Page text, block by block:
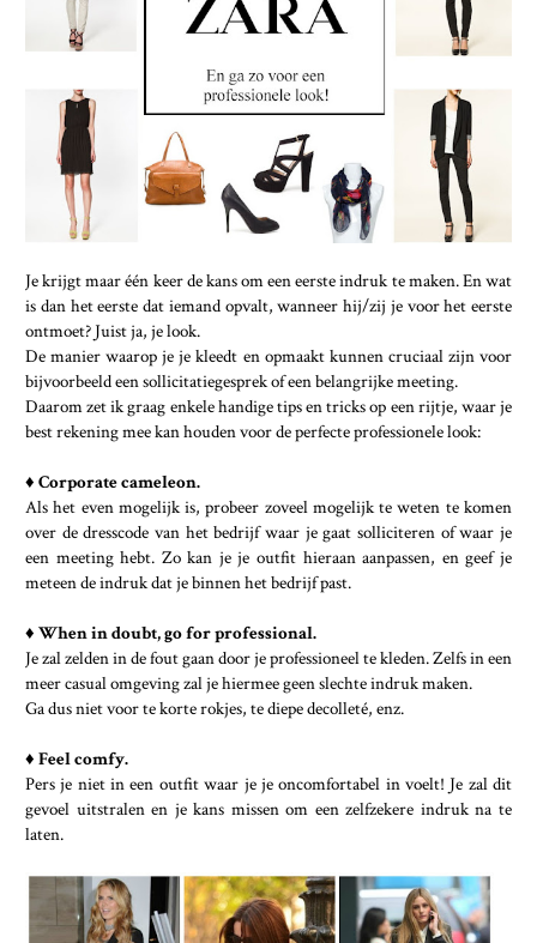
Je krijgt maar één keer de kans om een eerste indruk te maken. En wat
is dan het eerste dat iemand opvalt, wanneer hij/zij je voor het eerste
ontmoet? Juist ja, je look.
De manier waarop je je kleedt en opmaakt kunnen cruciaal zijn voor
bijvoorbeeld een sollicitatiegesprek of een belangrijke meeting.
Daarom zet ik graag enkele handige tips en tricks op een rijtje, waar je
best rekening mee kan houden voor de perfecte professionele look:
♦ Corporate cameleon.
Als het even mogelijk is, probeer zoveel mogelijk te weten te komen
over de dresscode van het bedrijf waar je gaat solliciteren of waar je
een meeting hebt. Zo kan je je outfit hieraan aanpassen, en geef je
meteen de indruk dat je binnen het bedrijf past.
♦ When in doubt, go for professional.
Je zal zelden in de fout gaan door je professioneel te kleden. Zelfs in een
meer casual omgeving zal je hiermee geen slechte indruk maken.
Ga dus niet voor te korte rokjes, te diepe decolleté, enz.
♦ Feel comfy.
Pers je niet in een outfit waar je je oncomfortabel in voelt! Je zal dit
gevoel uitstralen en je kans missen om een zelfzekere indruk na te
laten.